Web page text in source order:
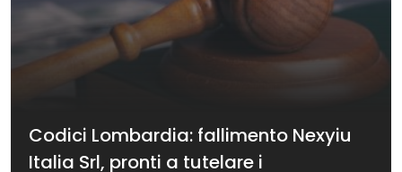
Codici Lombardia: fallimento Nexyiu
Italia Srl, pronti a tutelare i